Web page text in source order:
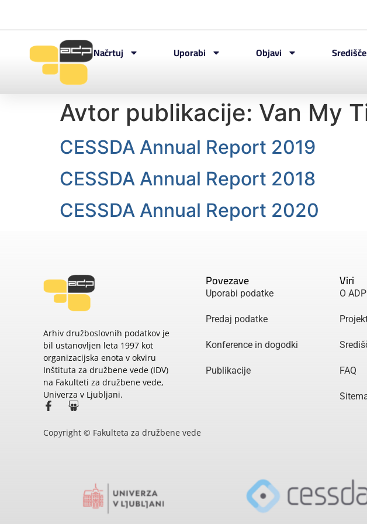
Načrtuj Uporabi Objavi
Avtor publikacije: Van My
CESSDA Annual Report 2019
CESSDA Annual Report 2018
CESSDA Annual Report 2020
Arhiv družboslovnih podatkov je
bil ustanovljen leta 1997 kot
organizacijska enota v okviru
Inštituta za družbene vede (IDV)
na Fakulteti za družbene vede,
Univerza v Ljubljani.
Povezave
Uporabi podatke
Predaj podatke
Konference in dogodki
Publikacije
Viri
O ADP
FAQ
Copyright © Fakulteta za družbene vede